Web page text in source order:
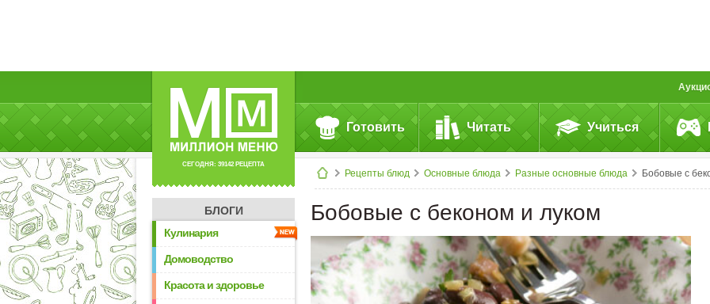
СЕГОДНЯ: 39142 РЕЦЕПТА
Готовить Читать Учиться
Рецепты блюд Основные блюда Разные основные блюда Бобовые с беконом и
БЛОГИ
Кулинария
Домоводство
Красота и здоровье
Бобовые с беконом и луком